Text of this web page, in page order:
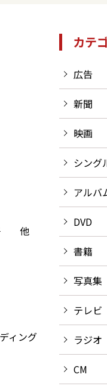
子 他
ィング
カテ
広告
新聞
映画
シング
アルバ
DVD
書籍
写真集
テレビ
ラジオ
CM